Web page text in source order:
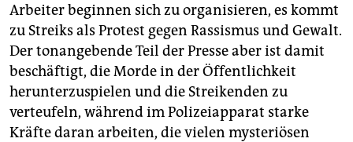
genossenschaft
epaper login
Arbeiter beginnen sich zu organisieren, es kommt
zu Streiks als Protest gegen Rassismus und Gewalt.
Der tonangebende Teil der Presse aber ist damit
beschäftigt, die Morde in der Öffentlichkeit
herunterzuspielen und die Streikenden zu
verteufeln, während im Polizeiapparat starke
Kräfte daran arbeiten, die vielen mysteriösen